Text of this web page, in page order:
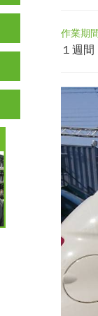
作業期
１週間